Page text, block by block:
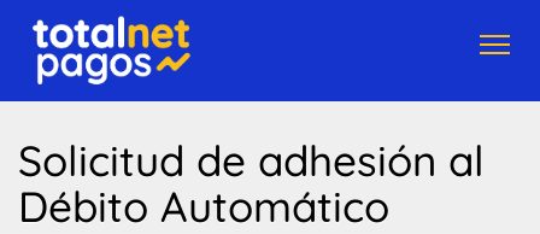
Solicitud de adhesión al
Débito Automático